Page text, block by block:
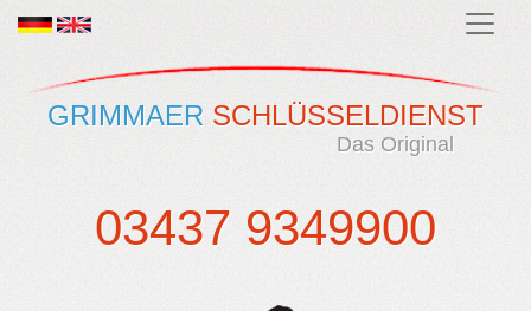
GRIMMAER SCHLÜSSELDIENST
Das Original
03437 9349900